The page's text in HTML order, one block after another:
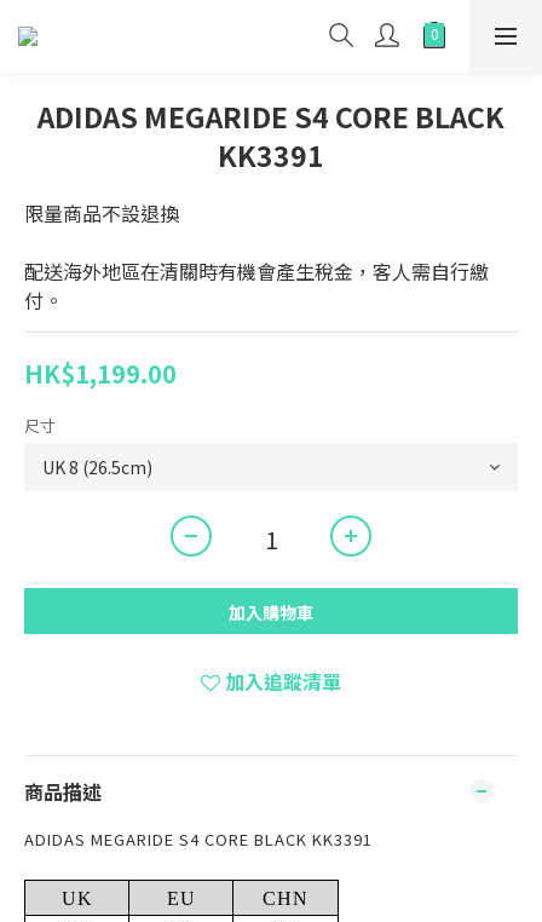
ADIDAS MEGARIDE S4 CORE BLACK
KK3391
限量商品不設退換
配送海外地區在清關時有機會產生稅金，客人需自行繳
付。
HK$1,199.00
尺寸
加入購物車
加入追蹤清單
商品描述
ADIDAS MEGARIDE S4 CORE BLACK KK3391
UK EU
CHN